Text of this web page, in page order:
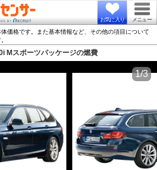
お気に入り メニュー
価格です。また基本情報など、その他の項目について
Mスポーツパッケージの燃費
1/3